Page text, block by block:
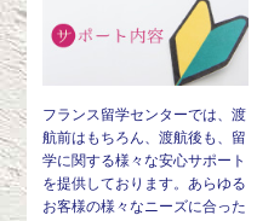
フランス留学センターでは、渡
航前はもちろん、渡航後も、留
学に関する様々な安心サポート
を提供しております。あらゆる
お客様の様々なニーズに合った